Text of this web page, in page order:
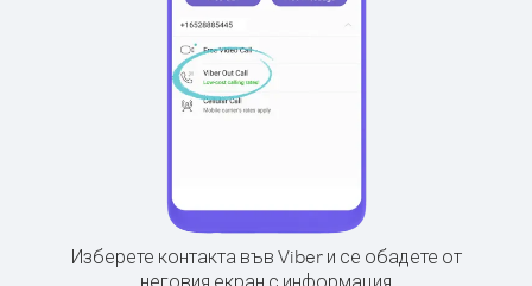
Изберете контакта във Viber и се обадете от
неговия екран с информация